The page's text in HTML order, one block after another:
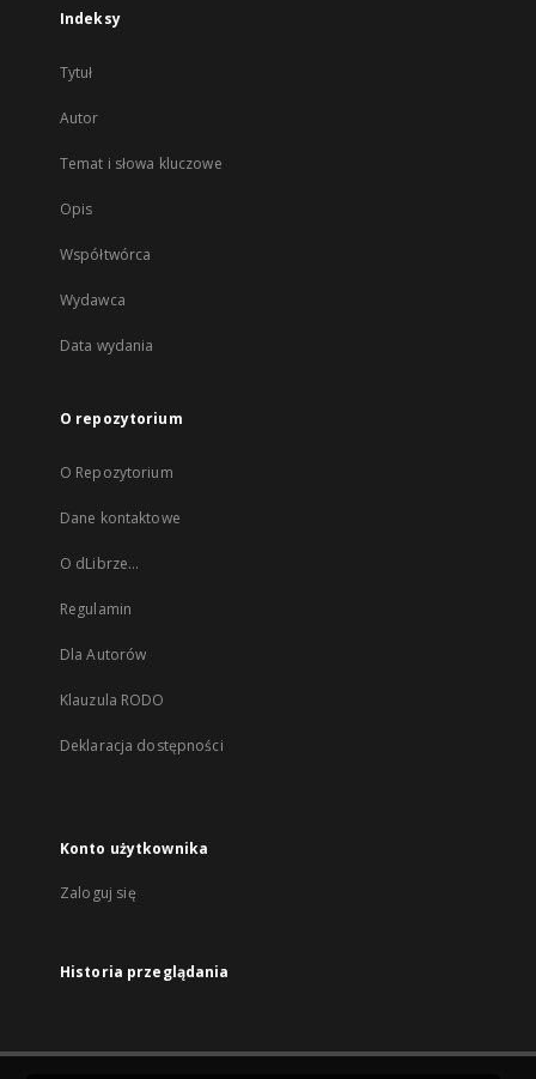
Indeksy
Tytuł
Autor
Temat i słowa kluczowe
Opis
Współtwórca
Wydawca
Data wydania
O repozytorium
O Repozytorium
Dane kontaktowe
O dLibrze...
Regulamin
Dla Autorów
Klauzula RODO
Deklaracja dostępności
Konto użytkownika
Zaloguj się
Historia przeglądania